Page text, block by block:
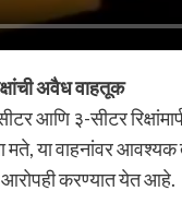
अवैध वाहतूक
आणि ३-सीटर
मते, या वाहनांवर
आरोपही करण्यात येत आहे.